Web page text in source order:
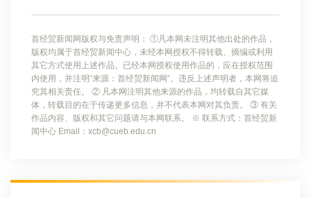
首经贸新闻网版权与免责声明： ①凡本网未注明其他出处的作品，
版权均属于首经贸新闻中心，未经本网授权不得转载、摘编或利用
其它方式使用上述作品。已经本网授权使用作品的，应在授权范围
内使用，并注明“来源：首经贸新闻网”。违反上述声明者，本网将追
究其相关责任。 ② 凡本网注明其他来源的作品，均转载自其它媒
体，转载目的在于传递更多信息，并不代表本网对其负责。 ③ 有关
作品内容、版权和其它问题请与本网联系。 ※ 联系方式：首经贸新
闻中心 Email：xcb@cueb.edu.cn